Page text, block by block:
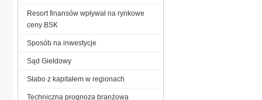
Resort finansów wpływał na rynkowe
ceny BSK
Sposób na inwestycje
Sąd Giełdowy
Słabo z kapitałem w regionach
Techniczna prognoza branżowa